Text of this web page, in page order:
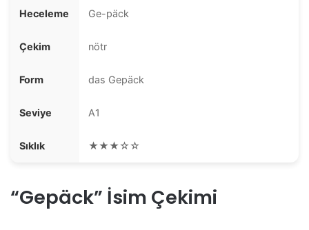
Heceleme Ge-päck
Çekim nötr
Form das Gepäck
Seviye A1
Sıklık ★★★☆☆
“Gepäck” İsim Çekimi